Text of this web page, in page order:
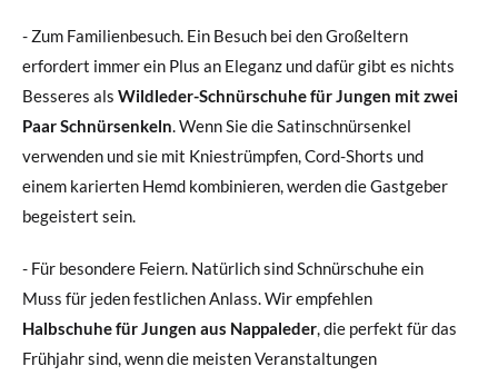
- Zum Familienbesuch. Ein Besuch bei den Großeltern
erfordert immer ein Plus an Eleganz und dafür gibt es nichts
Besseres als Wildleder-Schnürschuhe für Jungen mit zwei
Paar Schnürsenkeln . Wenn Sie die Satinschnürsenkel
verwenden und sie mit Kniestrümpfen, Cord-Shorts und
einem karierten Hemd kombinieren, werden die Gastgeber
begeistert sein.
- Für besondere Feiern. Natürlich sind Schnürschuhe ein
Muss für jeden festlichen Anlass. Wir empfehlen
Halbschuhe für Jungen aus Nappaleder , die perfekt für das
Frühjahr sind, wenn die meisten Veranstaltungen